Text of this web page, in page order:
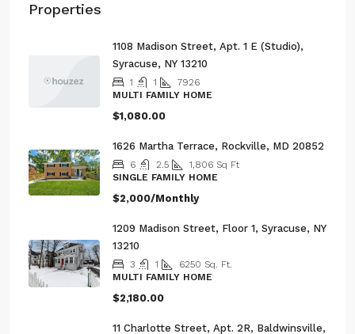
Properties
1108 Madison Street, Apt. 1 E (Studio),
Syracuse, NY 13210
1 1
7926
MULTI FAMILY HOME
$1,080.00
1626 Martha Terrace, Rockville, MD 20852
6 2.5 1,806 Sq Ft
SINGLE FAMILY HOME
$2,000/Monthly
1209 Madison Street, Floor 1, Syracuse, NY
13210
3 1 6250 Sq. Ft.
MULTI FAMILY HOME
$2,180.00
11 Charlotte Street, Apt. 2R, Baldwinsville,